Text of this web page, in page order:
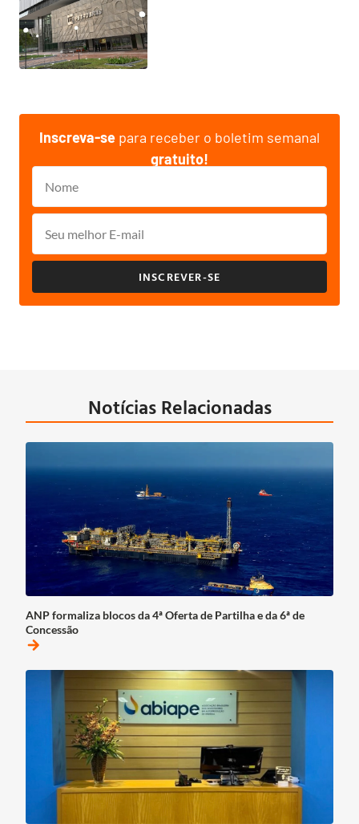
Inscreva-se para receber o boletim semanal
gratuito!
INSCREVER-SE
Notícias Relacionadas
ANP formaliza blocos da 4ª Oferta de Partilha e da 6ª de
Concessão
arrow_forward